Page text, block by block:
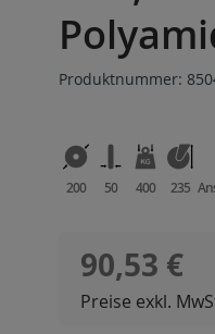
Produktnummer:
200 50 400 235
Regulärer Preis:
90,53 €
Preise exkl.